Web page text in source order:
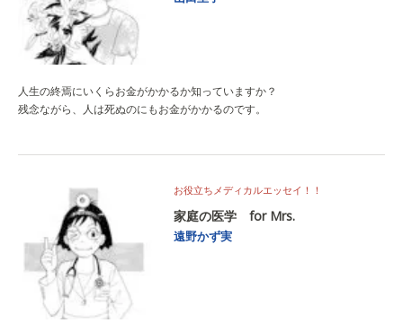
人生の終焉にいくらお金がかかるか知っていますか？
残念ながら、人は死ぬのにもお金がかかるのです。
お役立ちメディカルエッセイ！！
家庭の医学 for Mrs.
遠野かず実